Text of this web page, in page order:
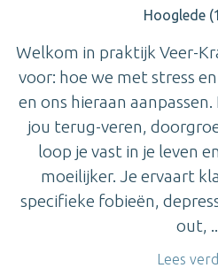
Hooglede
Welkom in praktijk Veer-
voor: hoe we met stress
en ons hieraan
jou terug-veren,
loop je vast in je leven
moeilijker. Je ervaart
specifieke fobieën,
out,
Lees